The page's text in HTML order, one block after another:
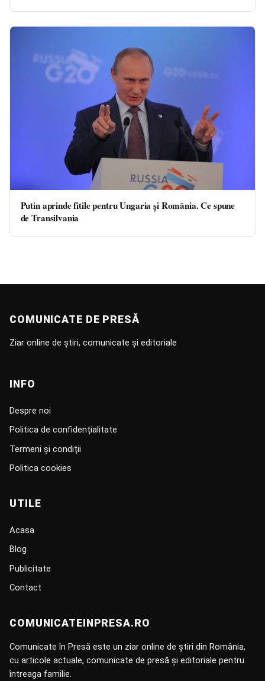
Putin aprinde fitile pentru Ungaria și România. Ce spune
de Transilvania
COMUNICATE DE PRESĂ
Ziar online de știri, comunicate și editoriale
INFO
Despre noi
Politica de confidențialitate
Termeni și condiții
Politica cookies
UTILE
Acasa
Blog
Publicitate
Contact
COMUNICATEINPRESA.RO
Comunicate în Presă este un ziar online de știri din România,
cu articole actuale, comunicate de presă și editoriale pentru
întreaga familie.